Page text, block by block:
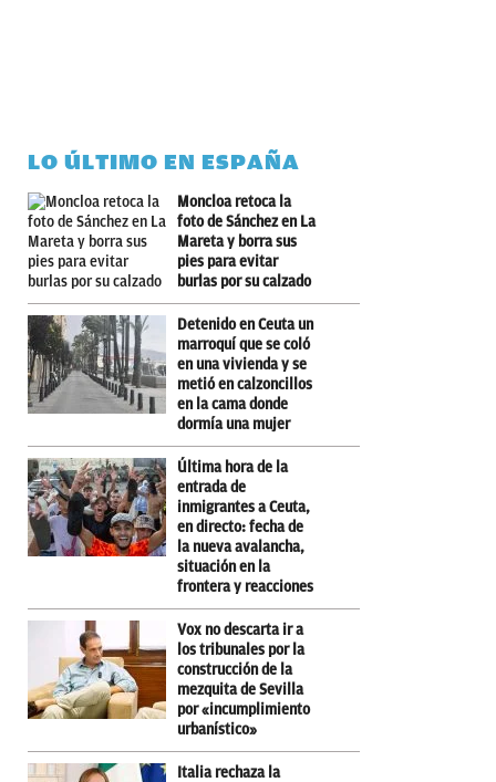
LO ÚLTIMO EN ESPAÑA
Moncloa retoca la
foto de Sánchez en La
Mareta y borra sus
pies para evitar
burlas por su calzado
Detenido en Ceuta un
marroquí que se coló
en una vivienda y se
metió en calzoncillos
en la cama donde
dormía una mujer
Última hora de la
entrada de
inmigrantes a Ceuta,
en directo: fecha de
la nueva avalancha,
situación en la
frontera y reacciones
Vox no descarta ir a
los tribunales por la
construcción de la
mezquita de Sevilla
por «incumplimiento
urbanístico»
Italia rechaza la